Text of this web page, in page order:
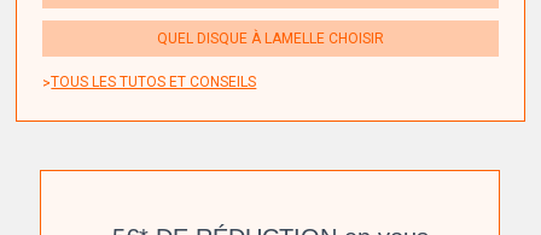
QUEL DISQUE À LAMELLE CHOISIR
TOUS LES TUTOS ET CONSEILS